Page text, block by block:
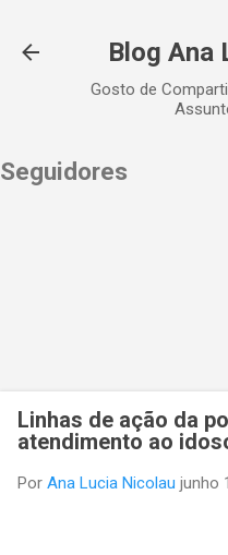
Blog Ana
Gosto de
Seguidores
Linhas de ação da
atendimento ao
Por Ana Lucia Nicolau junho